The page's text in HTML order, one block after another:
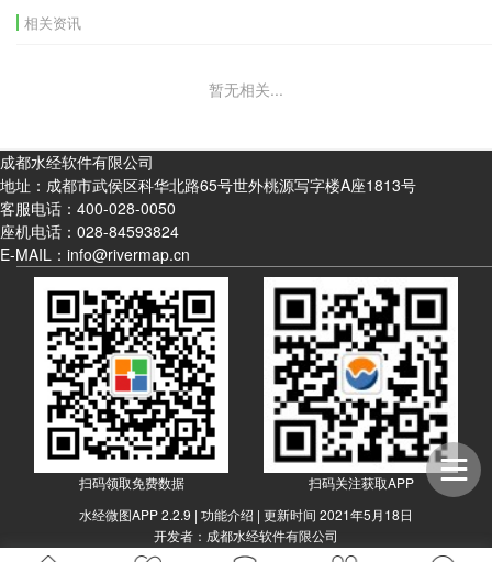
相关资讯
暂无相关...
成都水经软件有限公司
地址：成都市武侯区科华北路65号世外桃源写字楼A座1813号
客服电话： 400-028-0050
座机电话： 028-84593824
E-MAIL：info@rivermap.cn
扫码领取免费数据
扫码关注获取APP
水经微图APP 2.2.9 | 功能介绍 | 更新时间 2021年5月18日
开发者：成都水经软件有限公司
免责条款| 隐私权限 联系我们|